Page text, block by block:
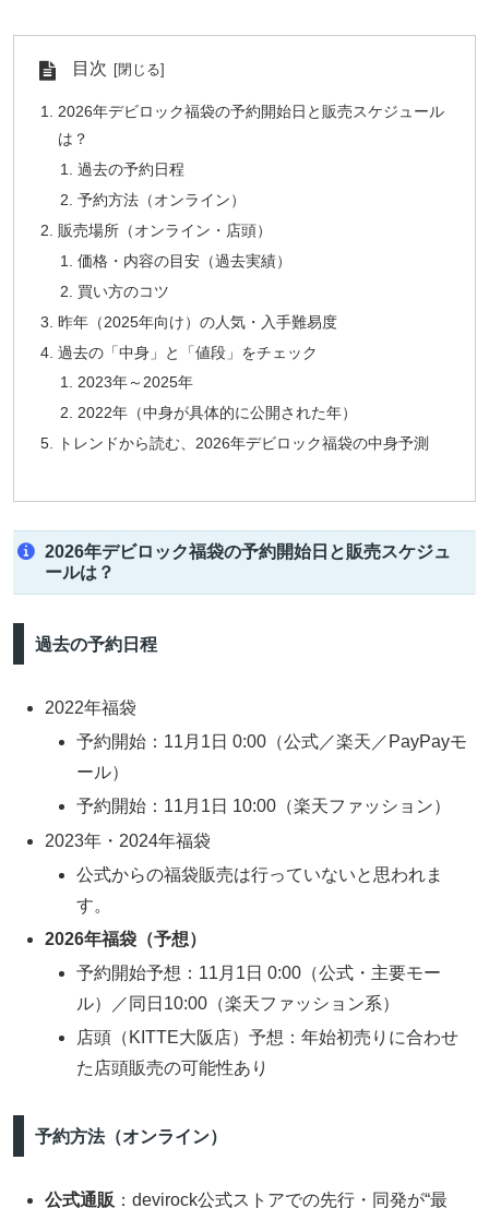
目次
2026年デビロック福袋の予約開始日と販売スケジュール
は？
過去の予約日程
予約方法（オンライン）
販売場所（オンライン・店頭）
価格・内容の目安（過去実績）
買い方のコツ
昨年（2025年向け）の人気・入手難易度
過去の「中身」と「値段」をチェック
2023年～2025年
2022年（中身が具体的に公開された年）
トレンドから読む、2026年デビロック福袋の中身予測
2026年デビロック福袋の予約開始日と販売スケジュ
ールは？
過去の予約日程
2022年福袋
予約開始：11月1日 0:00（公式／楽天／PayPayモ
ール）
予約開始：11月1日 10:00（楽天ファッション）
2023年・2024年福袋
公式からの福袋販売は行っていないと思われま
す。
2026年福袋（予想）
予約開始予想：11月1日 0:00（公式・主要モー
ル）／同日10:00（楽天ファッション系）
店頭（KITTE大阪店）予想：年始初売りに合わせ
た店頭販売の可能性あり
予約方法（オンライン）
公式通販 ：devirock公式ストアでの先行・同発が“最